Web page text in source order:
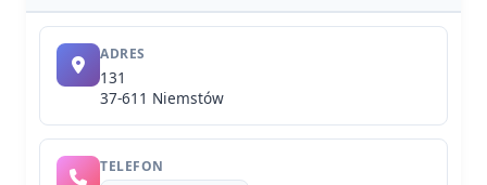
ADRES
131
37-611 Niemstów
TELEFON